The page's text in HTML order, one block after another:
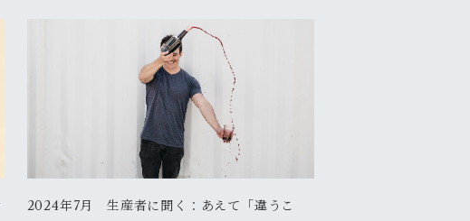
2024年7月 生産者に聞く：あえて「違うこ